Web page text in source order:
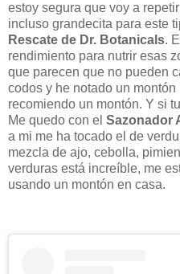
estoy segura que voy a
incluso grandecita para este
Rescate de Dr. Botanicals.
rendimiento para nutrir esas
que parecen que no pueden
codos y he notado un
recomiendo un montón. Y si
Me quedo con el Sazonador
a mi me ha tocado el de
mezcla de ajo, cebolla,
verduras está increíble, me
usando un montón en casa.